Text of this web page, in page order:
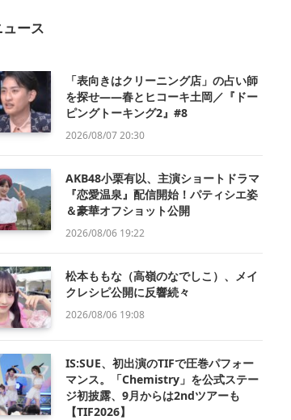
ース
「表向きはクリーニング店」の占い師
を探せ——春とヒコーキ土岡／『ドー
ピングトーキング2』#8
2026/08/07 20:30
AKB48小栗有以、主演ショートドラマ
『恋愛温泉』配信開始！パティシエ姿
＆豪華オフショット公開
2026/08/06 19:22
松本ももな（高嶺のなでしこ）、メイ
クレシピ公開に反響続々
2026/08/06 19:08
IS:SUE、初出演のTIFで圧巻パフォー
マンス。「Chemistry」を公式ステー
ジ初披露、9月からは2ndツアーも
【TIF2026】